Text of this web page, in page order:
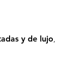
y de lujo,